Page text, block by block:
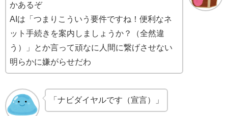
かあるぞ
AIは「つまりこういう要件ですね！便利なネ
ット手続きを案内しましょうか？（全然違
う）」とか言って頑なに人間に繋げさせない
明らかに嫌がらせだわ
「ナビダイヤルです（宣言）」